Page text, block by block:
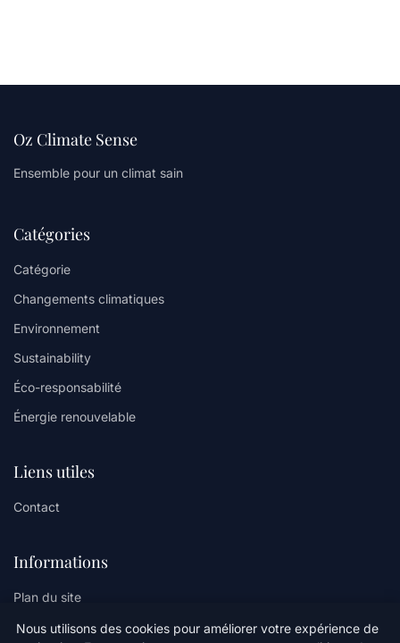
Oz Climate Sense
Ensemble pour un climat sain
Catégories
Catégorie
Changements climatiques
Environnement
Sustainability
Éco-responsabilité
Énergie renouvelable
Liens utiles
Contact
Informations
Plan du site
Nous utilisons des cookies pour améliorer votre expérience de